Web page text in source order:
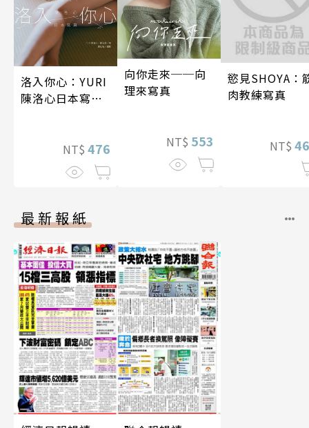
洛入你心：YURI
陳洛心日本寫真
NT$ 476
向你走來──向
理來寫真
NT$ 553
慾見SHOYA：
肉教練寫真
NT$
最新報紙